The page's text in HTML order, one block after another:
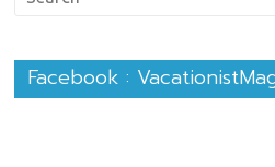
Facebook :